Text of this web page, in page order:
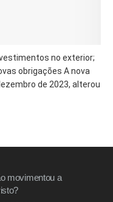
no exterior;
obrigações A nova
de 2023, alterou
movimentou a